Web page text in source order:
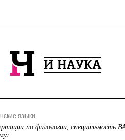
языки
по филологии, специальность